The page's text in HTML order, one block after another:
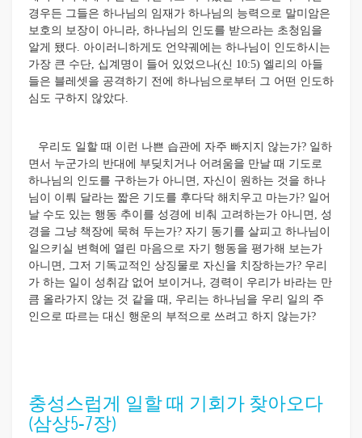
경우든 그들은 하나님의 임재가 하나님의 능력으로 말미암은
보호의 보장이 아니라, 하나님의 인도를 받으라는 초청임을
알게 됐다. 아이러니하게도 언약궤에는 하나님이 인도하시는
가장 큰 수단, 십계명이 들어 있었으나(신 10:5) 엘리의 아들
들은 블레셋을 공격하기 전에 하나님으로부터 그 어떤 인도하
심도 구하지 않았다.
우리도 일할 때 이런 나쁜 습관에 자주 빠지지 않는가? 일하
면서 누군가의 반대에 부딪치거나 어려움을 만날 때 기도로
하나님의 인도를 구하는가 아니면, 자신이 원하는 것을 하나
님이 이뤄 달라는 짧은 기도를 후다닥 해치우고 마는가? 일어
날 수도 있는 행동 추이를 성경에 비춰 고려하는가 아니면, 성
경을 그냥 책장에 묵혀 두는가? 자기 동기를 살피고 하나님이
일으키실 변혁에 열린 마음으로 자기 행동을 평가해 보는가
아니면, 그저 기독교적인 상징물로 자신을 치장하는가? 우리
가 하는 일이 성취감 없어 보이거나, 경력이 우리가 바라는 만
큼 올라가지 않는 것 같을 때, 우리는 하나님을 우리 일의 주
인으로 따르는 대신 행운의 부적으로 쓰려고 하지 않는가?
충성스럽게 일할 때 기회가 찾아오다
(삼상5-7장)